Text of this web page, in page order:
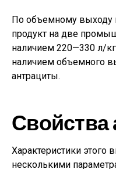
По объемному выходу
продукт на две
наличием 220—330 л/
наличием объемного
антрациты.
Свойства
Характеристики этого
несколькими